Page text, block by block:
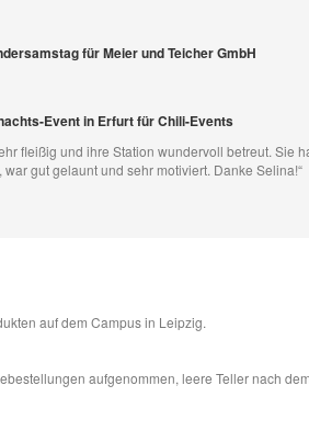
für Meier und Teicher GmbH
Event in Erfurt für Chili-Events
fleißig und ihre Station wundervoll betreut. Sie
war gut gelaunt und sehr motiviert. Danke Selina!“
auf dem Campus in Leipzig.
aufgenommen, leere Teller nach